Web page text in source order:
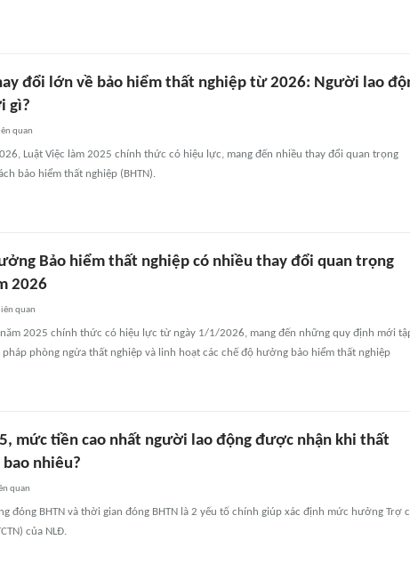
đổi lớn về bảo hiểm thất nghiệp từ 2026: Người lao
gì?
quan
Luật Việc làm 2025 chính thức có hiệu lực, mang đến nhiều thay đổi quan trọng
bảo hiểm thất nghiệp (BHTN).
Bảo hiểm thất nghiệp có nhiều thay đổi quan trọng
2026
liên quan
năm 2025 chính thức có hiệu lực từ ngày 1/1/2026, mang đến những quy định mới
pháp phòng ngừa thất nghiệp và linh hoạt các chế độ hưởng bảo hiểm thất nghiệp
mức tiền cao nhất người lao động được nhận khi thất
nhiêu?
quan
đóng BHTN và thời gian đóng BHTN là 2 yếu tố chính giúp xác định mức hưởng Trợ
của NLĐ.